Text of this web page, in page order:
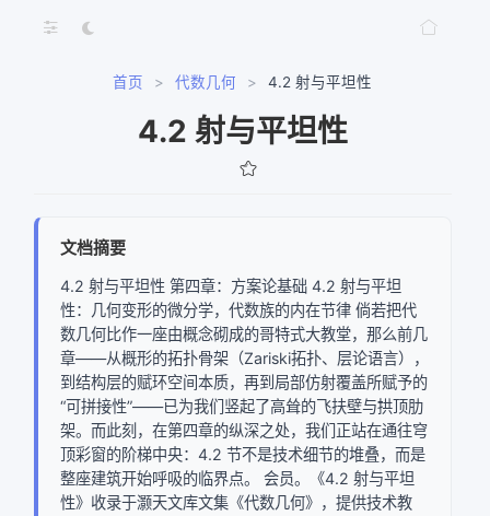
首页 > 代数几何 > 4.2 射与平坦性
4.2 射与平坦性
文档摘要
4.2 射与平坦性 第四章：方案论基础 4.2 射与平坦
性：几何变形的微分学，代数族的内在节律 倘若把代
数几何比作一座由概念砌成的哥特式大教堂，那么前几
章——从概形的拓扑骨架（Zariski拓扑、层论语言），
到结构层的赋环空间本质，再到局部仿射覆盖所赋予的
“可拼接性”——已为我们竖起了高耸的飞扶壁与拱顶肋
架。而此刻，在第四章的纵深之处，我们正站在通往穹
顶彩窗的阶梯中央：4.2 节不是技术细节的堆叠，而是
整座建筑开始呼吸的临界点。 会员。《4.2 射与平坦
性》收录于灏天文库文集《代数几何》，提供技术教